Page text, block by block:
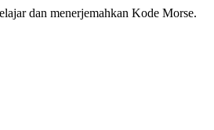
dan menerjemahkan Kode Morse.